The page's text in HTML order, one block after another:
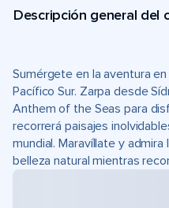
Descripción general del
Sumérgete en la aventura
Pacífico Sur. Zarpa desde
Anthem of the Seas para
recorrerá paisajes
mundial. Maravíllate y
belleza natural mientras